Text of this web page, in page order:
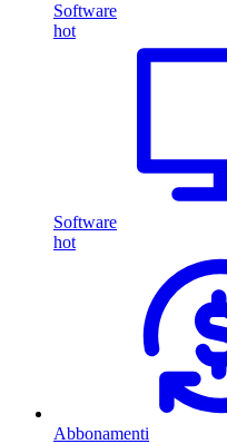
Software
hot
Software
hot
Abbonamenti